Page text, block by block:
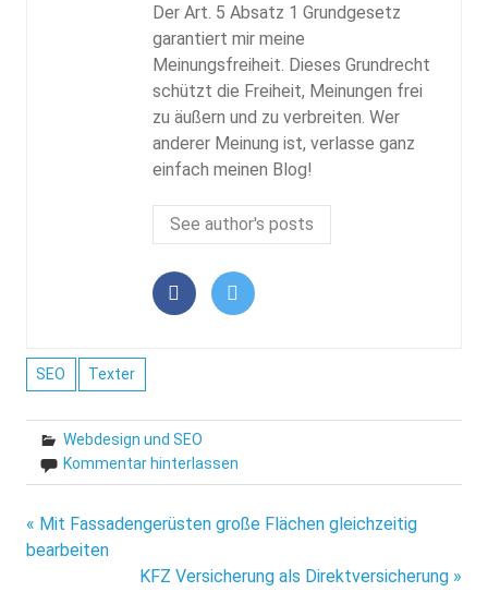
Der Art. 5 Absatz 1 Grundgesetz
garantiert mir meine
Meinungsfreiheit. Dieses Grundrecht
schützt die Freiheit, Meinungen frei
zu äußern und zu verbreiten. Wer
anderer Meinung ist, verlasse ganz
einfach meinen Blog!
See author's posts
SEO Texter
Webdesign und SEO
Kommentar hinterlassen
Beitragsnavigation
« Mit Fassadengerüsten große Flächen gleichzeitig
bearbeiten
KFZ Versicherung als Direktversicherung »